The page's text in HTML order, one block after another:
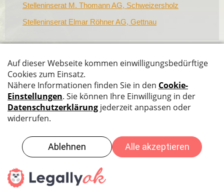
Stelleninserat M. Thomann AG, Schweizersholz
Stelleninserat Elmar Röhner AG, Gettnau